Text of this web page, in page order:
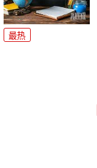
最热